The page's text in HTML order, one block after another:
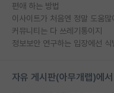
편애 하는 방법
이사이트가 처음엔 정말 도움많
커뮤니티는 다 쓰레기통이지
자유 게시판(아무개랩)에